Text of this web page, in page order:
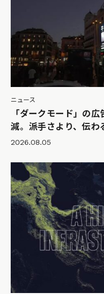
ニュース
「ダークモード」の
減。派手さより、伝わ
2026.08.05